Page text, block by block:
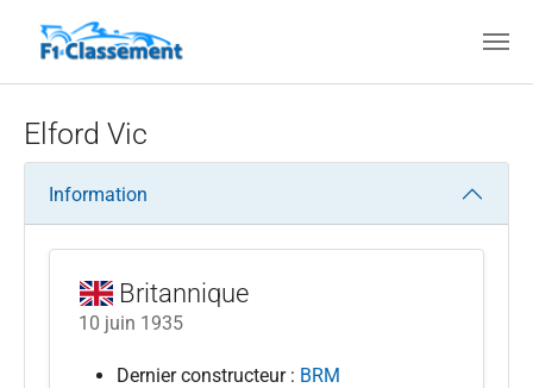
Elford Vic
Information
Britannique
10 juin 1935
Dernier constructeur : BRM